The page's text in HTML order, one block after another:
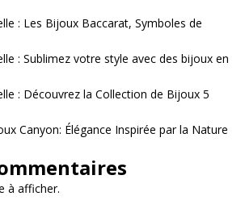
: Les Bijoux Baccarat, Symboles de
: Sublimez votre style avec des bijoux en
: Découvrez la Collection de Bijoux 5
Canyon: Élégance Inspirée par la Nature
à afficher.